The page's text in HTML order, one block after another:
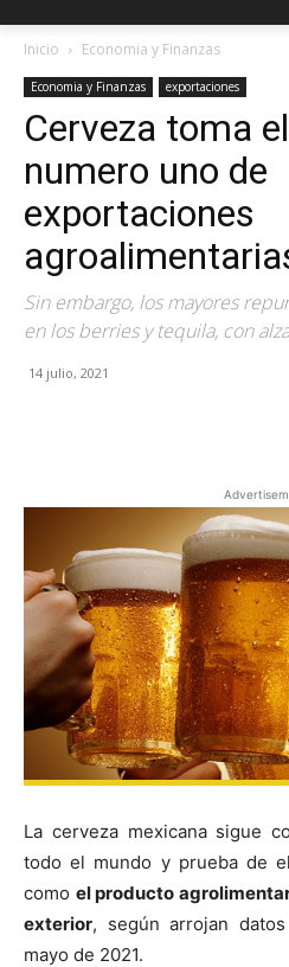
Inicio Economia y Finanzas
Economia y Finanzas exportaciones
Cerveza toma
numero uno de
exportaciones
Sin embargo, los mayores
en los berries y tequila, con
14 julio, 2021
La cerveza mexicana sigue
todo el mundo y prueba de
como el producto
exterior, según arrojan
mayo de 2021.